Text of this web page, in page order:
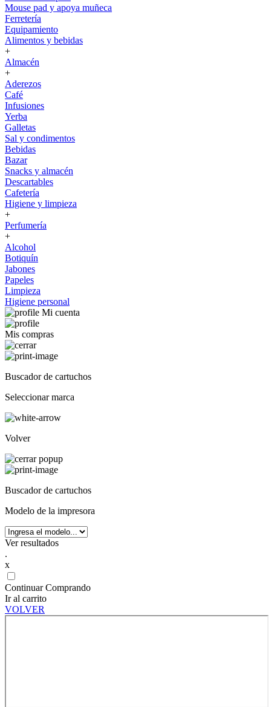
Mouse pad y apoya muñeca
Ferretería
Equipamiento
Alimentos y bebidas
+
Almacén
+
Aderezos
Café
Infusiones
Yerba
Galletas
Sal y condimentos
Bebidas
Bazar
Snacks y almacén
Descartables
Cafetería
Higiene y limpieza
+
Perfumería
+
Alcohol
Botiquín
Jabones
Papeles
Limpieza
Higiene personal
Mi cuenta
Mis compras
Buscador de cartuchos
Seleccionar marca
Volver
Buscador de cartuchos
Modelo de la impresora
Ver resultados
.
x
Continuar Comprando
Ir al carrito
VOLVER